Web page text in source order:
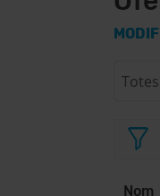
Nom